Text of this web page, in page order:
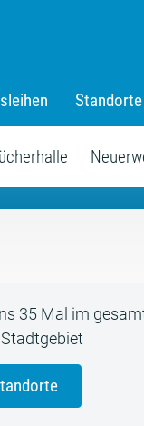
Standorte
35 Mal im